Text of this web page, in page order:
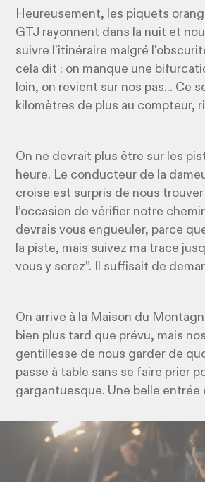
Heureusement, les piquets
GTJ rayonnent dans la nuit et
suivre l'itinéraire malgré
cela dit : on manque une
loin, on revient sur nos pas... Ce
kilomètres de plus au compteur,
On ne devrait plus être sur les
heure. Le conducteur de la
croise est surpris de nous trouver
l’occasion de vérifier notre
devrais vous engueuler, parce
la piste, mais suivez ma trace
vous y serez”. Il suffisait de
On arrive à la Maison du
bien plus tard que prévu, mais
gentillesse de nous garder de
passe à table sans se faire prier
gargantuesque. Une belle entrée